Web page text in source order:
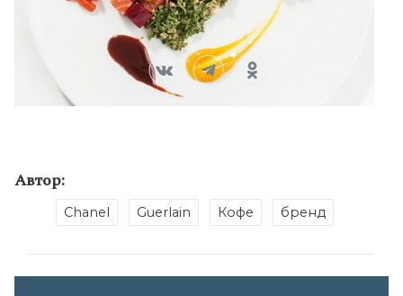
Автор:
Chanel Guerlain Кофе бренд